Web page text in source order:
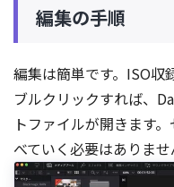
編集の手順
編集は簡単です。ISO
ブルクリックすれば、
トファイルが開きます
べていく必要はありませ